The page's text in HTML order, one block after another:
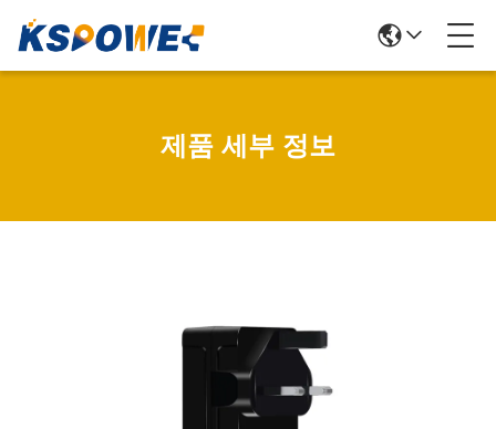
제품 세부 정보